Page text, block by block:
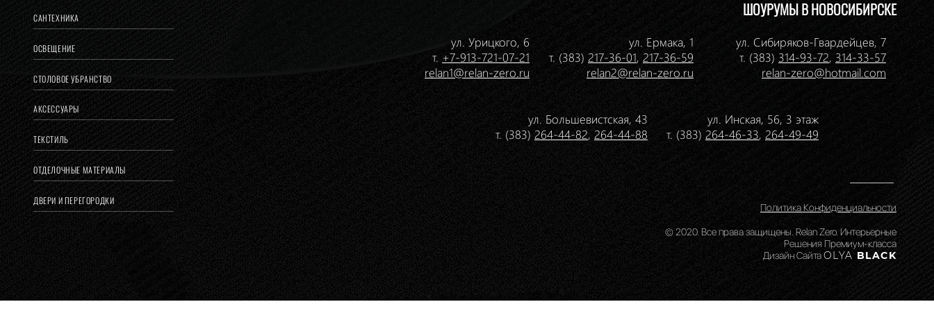
САНТЕХНИКА
ОСВЕЩЕНИЕ
СТОЛОВОЕ УБРАНСТВО
АКСЕССУАРЫ
ТЕКСТИЛЬ
ОТДЕЛОЧНЫЕ МАТЕРИАЛЫ
ДВЕРИ И ПЕРЕГОРОДКИ
ШОУРУМЫ В НОВОСИБИРСКЕ
ул. Урицкого, 6
т. +7-913-721-07-21
relan1@relan-zero.ru
ул. Ермака, 1
т. (383) 217-36-01, 217-36-59
relan2@relan-zero.ru
ул. Сибиряков-Гвардейцев, 7
т. (383) 314-93-72, 314-33-57
relan-zero@hotmail.com
ул. Большевистская, 43
т. (383) 264-44-82, 264-44-88
ул. Инская, 56, 3 этаж
т. (383) 264-46-33, 264-49-49
Политика Конфиденциальности
© 2020. Все права защищены. Relan Zero. Интерьерные
Решения Премиум-класса
Дизайн СайтаOLYA BLACK